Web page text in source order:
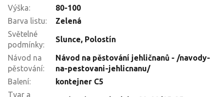
Výška:
80-100
Barva listu:
Zelená
Světelné
podmínky:
Slunce, Polostín
Návod na
pěstování:
Návod na pěstování jehličnanů - /navody-
na-pestovani-jehlicnanu/
Balení:
kontejner C5
Tvar a